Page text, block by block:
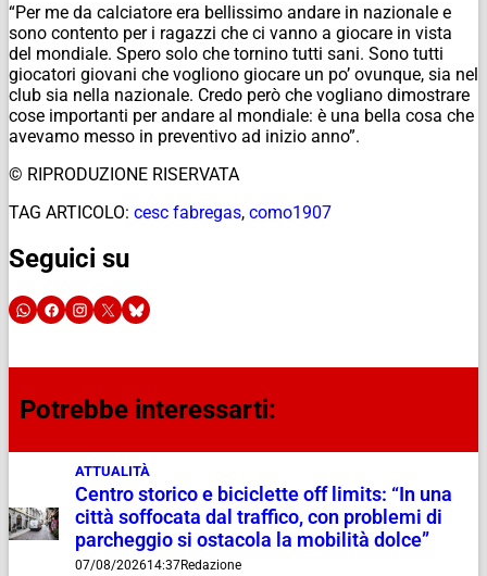
“Per me da calciatore era bellissimo andare in nazionale e
sono contento per i ragazzi che ci vanno a giocare in vista
del mondiale. Spero solo che tornino tutti sani. Sono tutti
giocatori giovani che vogliono giocare un po’ ovunque, sia nel
club sia nella nazionale. Credo però che vogliano dimostrare
cose importanti per andare al mondiale: è una bella cosa che
avevamo messo in preventivo ad inizio anno”.
© RIPRODUZIONE RISERVATA
TAG ARTICOLO: cesc fabregas, como1907
Seguici su
Potrebbe interessarti:
ATTUALITÀ
Centro storico e biciclette off limits: “In una
città soffocata dal traffico, con problemi di
parcheggio si ostacola la mobilità dolce”
07/08/202614:37Redazione